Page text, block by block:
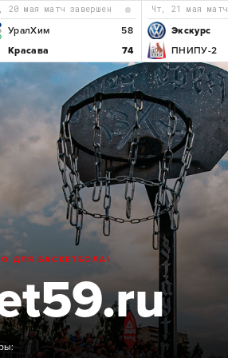
20 мая матч завершен
УралХим
58
Красава
74
чт, 21 мая
Экскурс
ПНИПУ-2
ДЛЯ БАСКЕТБОЛА!